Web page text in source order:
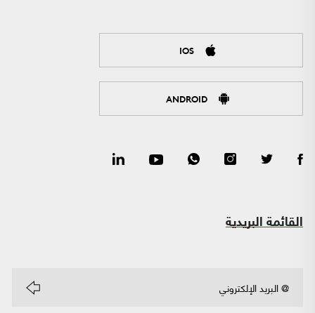
IOS
ANDROID
القائمة البريدية